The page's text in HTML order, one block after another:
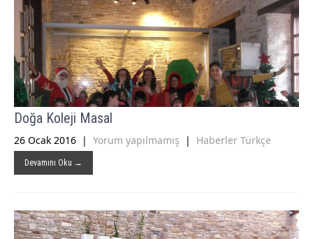
Doğa Koleji Masal
26 Ocak 2016 | Yorum yapılmamış | Haberler Türkçe
Devamını Oku →